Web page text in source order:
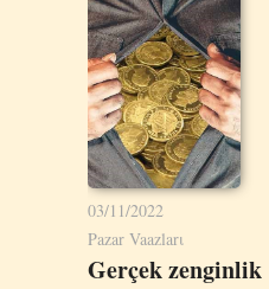
03/11/2022
Pazar Vaazlarι
Gerçek zenginlik